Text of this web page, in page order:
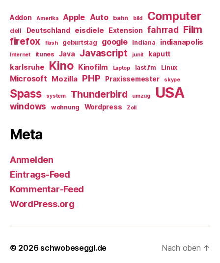
Addon Amerika Apple Auto bahn bild Computer
dell Deutschland eisdiele Extension fahrrad Film
firefox flash geburtstag google Indiana indianapolis
Internet itunes Java Javascript junit kaputt
karlsruhe Kino Kinofilm Laptop last.fm Linux
Microsoft Mozilla PHP Praxissemester skype
Spass system Thunderbird umzug USA
windows wohnung Wordpress Zoll
Meta
Anmelden
Eintrags-Feed
Kommentar-Feed
WordPress.org
© 2026 schwobeseggl.de Nach oben ↑